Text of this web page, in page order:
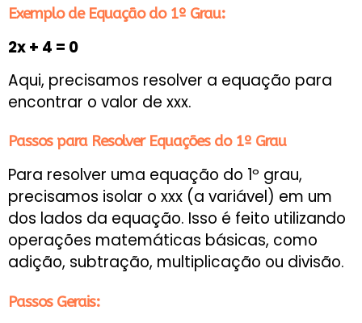
Exemplo de Equação do 1º Grau:
2x + 4 = 0
Aqui, precisamos resolver a equação para
encontrar o valor de xxx.
Passos para Resolver Equações do 1º Grau
Para resolver uma equação do 1º grau,
precisamos isolar o xxx (a variável) em um
dos lados da equação. Isso é feito utilizando
operações matemáticas básicas, como
adição, subtração, multiplicação ou divisão.
Passos Gerais: